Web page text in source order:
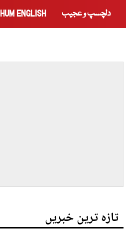
دلچسپ و عجیب HUM ENGLISH
تازہ ترین خبریں